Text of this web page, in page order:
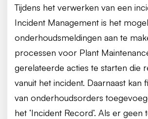
Tijdens het verwerken van een
Incident Management is het
onderhoudsmeldingen aan te
processen voor Plant
gerelateerde acties te starten die
vanuit het incident. Daarnaast kan
van onderhoudsorders
het ‘Incident Record’. Als er geen